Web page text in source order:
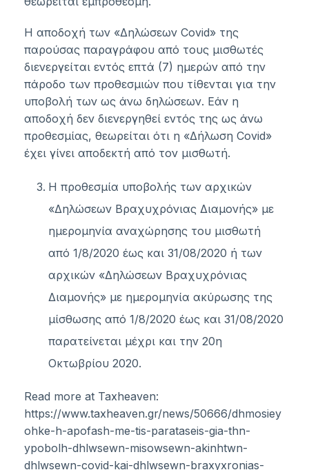
Η αποδοχή των «Δηλώσεων Covid» της
παρούσας παραγράφου από τους μισθωτές
διενεργείται εντός επτά (7) ημερών από την
πάροδο των προθεσμιών που τίθενται για την
υποβολή των ως άνω δηλώσεων. Εάν η
αποδοχή δεν διενεργηθεί εντός της ως άνω
προθεσμίας, θεωρείται ότι η «Δήλωση Covid»
έχει γίνει αποδεκτή από τον μισθωτή.
Η προθεσμία υποβολής των αρχικών
«Δηλώσεων Βραχυχρόνιας Διαμονής» με
ημερομηνία αναχώρησης του μισθωτή
από 1/8/2020 έως και 31/08/2020 ή των
αρχικών «Δηλώσεων Βραχυχρόνιας
Διαμονής» με ημερομηνία ακύρωσης της
μίσθωσης από 1/8/2020 έως και 31/08/2020
παρατείνεται μέχρι και την 20η
Οκτωβρίου 2020.
Read more at Taxheaven:
https://www.taxheaven.gr/news/50666/dhmosiey
ohke-h-apofash-me-tis-parataseis-gia-thn-
ypobolh-dhlwsewn-misowsewn-akinhtwn-
dhlwsewn-covid-kai-dhlwsewn-braxyxronias-